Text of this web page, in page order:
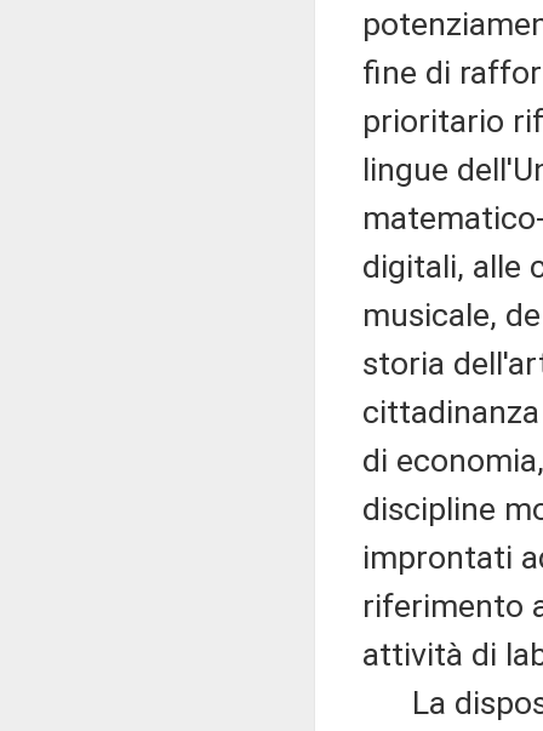
fine di
prioritario
lingue
digitali, alle
musicale,
storia
di
discipline
improntati
riferimento
attività di
La